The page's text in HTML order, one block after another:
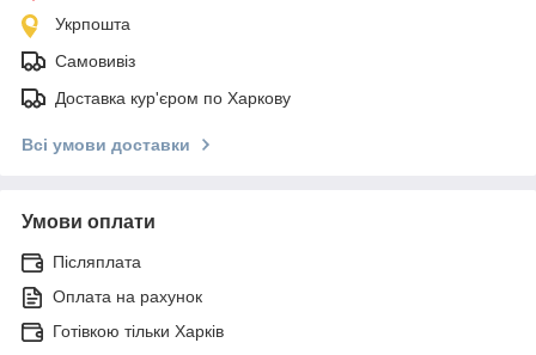
Укрпошта
Самовивіз
Доставка кур'єром по Харкову
Всі умови доставки
Умови оплати
Післяплата
Оплата на рахунок
Готівкою тільки Харків